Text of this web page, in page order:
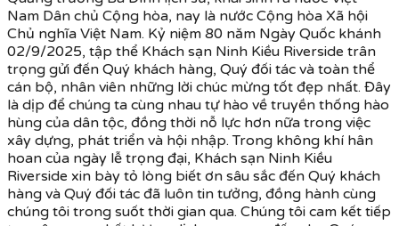
Nam Dân chủ Cộng hòa, nay là nước Cộng hòa Xã hội
Chủ nghĩa Việt Nam. Kỷ niệm 80 năm Ngày Quốc khánh
02/9/2025, tập thể Khách sạn Ninh Kiều Riverside trân
trọng gửi đến Quý khách hàng, Quý đối tác và toàn thể
cán bộ, nhân viên những lời chúc mừng tốt đẹp nhất. Đây
là dịp để chúng ta cùng nhau tự hào về truyền thống hào
hùng của dân tộc, đồng thời nỗ lực hơn nữa trong việc
xây dựng, phát triển và hội nhập. Trong không khí hân
hoan của ngày lễ trọng đại, Khách sạn Ninh Kiều
Riverside xin bày tỏ lòng biết ơn sâu sắc đến Quý khách
hàng và Quý đối tác đã luôn tin tưởng, đồng hành cùng
chúng tôi trong suốt thời gian qua. Chúng tôi cam kết tiếp